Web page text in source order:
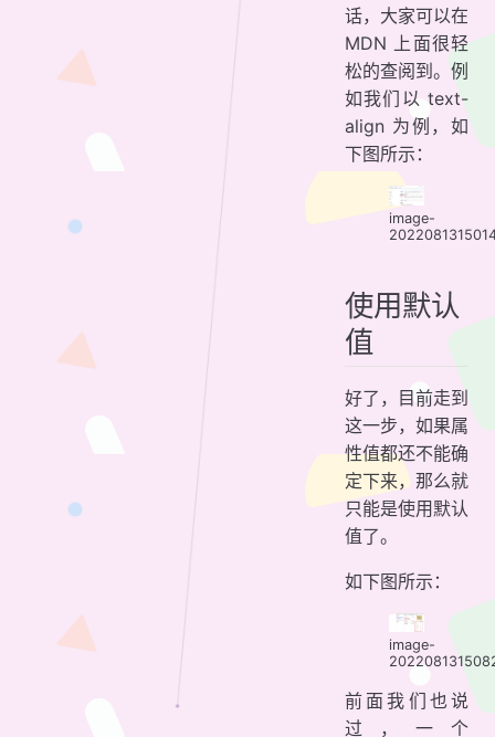
话，大家可以在
MDN 上面很轻
松的查阅到。例
如我们以 text-
align 为例，如
下图所示：
image-
使用默认
值
好了，目前走到
这一步，如果属
性值都还不能确
定下来，那么就
只能是使用默认
值了。
如下图所示：
image-
前面我们也说
过，一个